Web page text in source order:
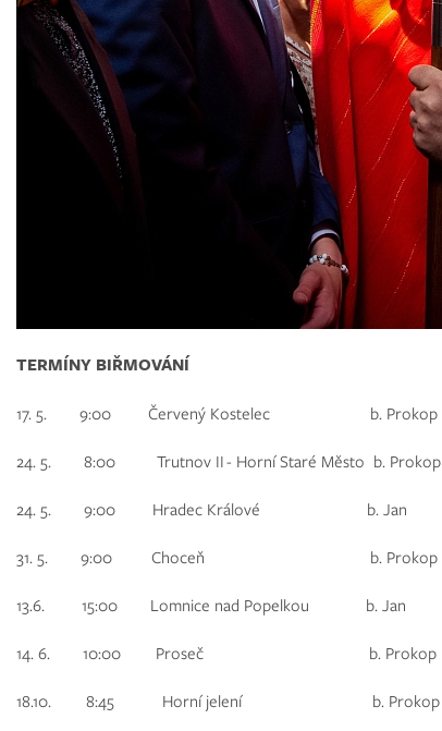
TERMÍNY BIŘMOVÁNÍ
17. 5. 9:00 Červený Kostelec b. Prokop
24. 5. 8:00 Trutnov II - Horní Staré Město b. Prokop
24. 5. 9:00 Hradec Králové b. Jan
31. 5. 9:00 Choceň b. Prokop
13.6. 15:00 Lomnice nad Popelkou b. Jan
14. 6. 10:00 Proseč b. Prokop
18.10. 8:45 Horní jelení b. Prokop